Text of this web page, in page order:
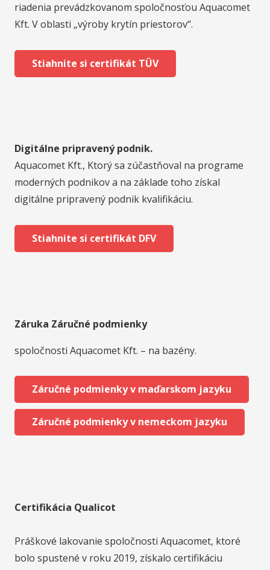
riadenia prevádzkovanom spoločnosťou Aquacomet
Kft. V oblasti „výroby krytín priestorov“.
Stiahnite si certifikát TÜV
Digitálne pripravený podnik.
Aquacomet Kft., Ktorý sa zúčastňoval na programe
moderných podnikov a na základe toho získal
digitálne pripravený podnik kvalifikáciu.
Stiahnite si certifikát DFV
Záruka Záručné podmienky
spoločnosti Aquacomet Kft. – na bazény.
Záručné podmienky v maďarskom jazyku
Záručné podmienky v nemeckom jazyku
Certifikácia Qualicot
Práškové lakovanie spoločnosti Aquacomet, ktoré
bolo spustené v roku 2019, získalo certifikáciu